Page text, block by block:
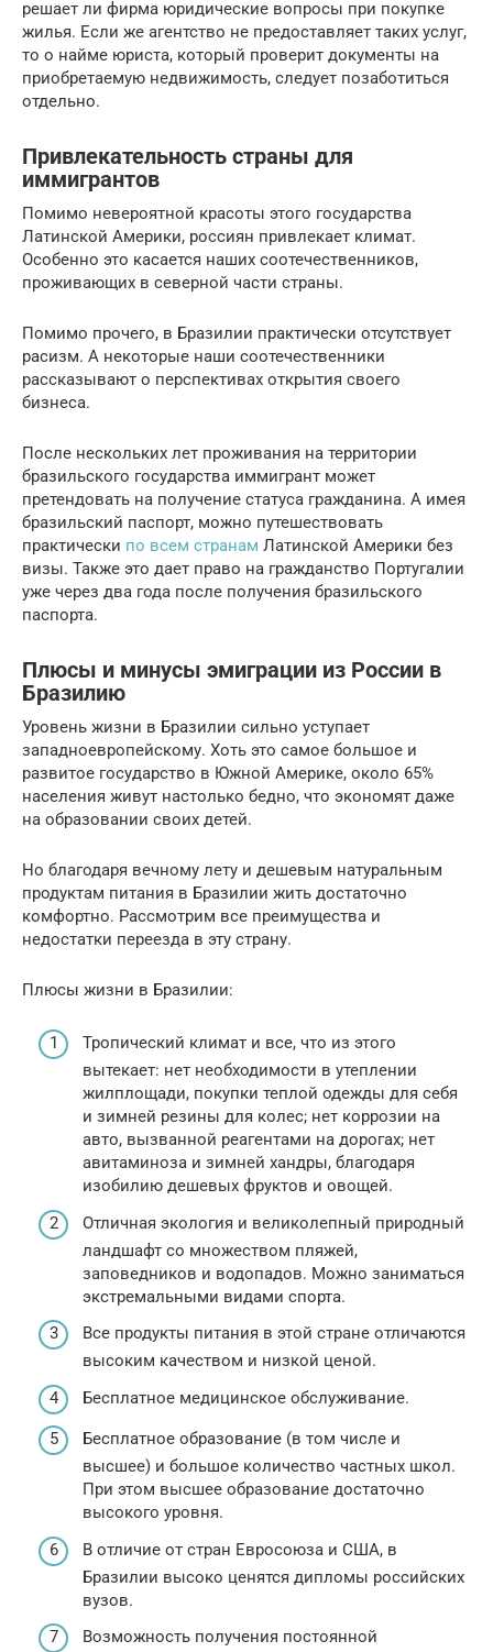
решает ли фирма юридические вопросы при покупке
жилья. Если же агентство не предоставляет таких услуг,
то о найме юриста, который проверит документы на
приобретаемую недвижимость, следует позаботиться
отдельно.
Привлекательность страны для
иммигрантов
Помимо невероятной красоты этого государства
Латинской Америки, россиян привлекает климат.
Особенно это касается наших соотечественников,
проживающих в северной части страны.
Помимо прочего, в Бразилии практически отсутствует
расизм. А некоторые наши соотечественники
рассказывают о перспективах открытия своего
бизнеса.
После нескольких лет проживания на территории
бразильского государства иммигрант может
претендовать на получение статуса гражданина. А имея
бразильский паспорт, можно путешествовать
практически по всем странам Латинской Америки без
визы. Также это дает право на гражданство Португалии
уже через два года после получения бразильского
паспорта.
Плюсы и минусы эмиграции из России в
Бразилию
Уровень жизни в Бразилии сильно уступает
западноевропейскому. Хоть это самое большое и
развитое государство в Южной Америке, около 65%
населения живут настолько бедно, что экономят даже
на образовании своих детей.
Но благодаря вечному лету и дешевым натуральным
продуктам питания в Бразилии жить достаточно
комфортно. Рассмотрим все преимущества и
недостатки переезда в эту страну.
Плюсы жизни в Бразилии:
Тропический климат и все, что из этого
вытекает: нет необходимости в утеплении
жилплощади, покупки теплой одежды для себя
и зимней резины для колес; нет коррозии на
авто, вызванной реагентами на дорогах; нет
авитаминоза и зимней хандры, благодаря
изобилию дешевых фруктов и овощей.
Отличная экология и великолепный природный
ландшафт со множеством пляжей,
заповедников и водопадов. Можно заниматься
экстремальными видами спорта.
Все продукты питания в этой стране отличаются
высоким качеством и низкой ценой.
Бесплатное медицинское обслуживание.
Бесплатное образование (в том числе и
высшее) и большое количество частных школ.
При этом высшее образование достаточно
высокого уровня.
В отличие от стран Евросоюза и США, в
Бразилии высоко ценятся дипломы российских
вузов.
Возможность получения постоянной